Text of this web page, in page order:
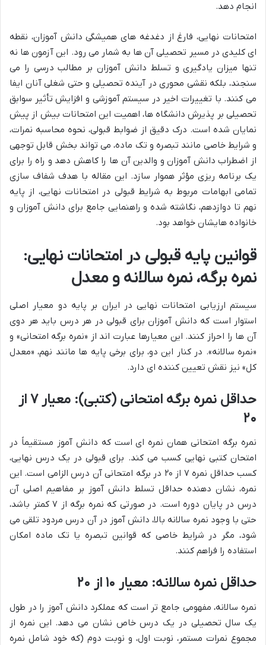
انجام دهد.
امتحانات نهایی، فارغ از دغدغه های همیشگی دانش آموزان، نقطه
ای کلیدی در مسیر تحصیلی آن ها به شمار می رود. این آزمون ها نه
تنها میزان یادگیری و تسلط دانش آموزان بر مطالب درسی را می
سنجند، بلکه نقشی محوری در آینده تحصیلی و حتی شغلی آنان ایفا
می کنند. با تغییرات اخیر در سیستم آموزشی و افزایش تأثیر سوابق
تحصیلی بر پذیرش دانشگاه ها، اهمیت این امتحانات بیش از پیش
نمایان شده است. درک دقیق از ضوابط قبولی، نحوه محاسبه نمرات،
و شرایط خاصی مانند تبصره و تک ماده، می تواند بخش قابل توجهی
از اضطراب دانش آموزان و والدین آن ها را کاهش دهد و راه را برای
یک برنامه ریزی مؤثر هموار سازد. این مقاله با هدف شفاف سازی
تمامی ابهامات مربوط به شرایط قبولی در امتحانات نهایی، از پایه
نهم تا دوازدهم، نگاشته شده و راهنمایی جامع برای دانش آموزان و
خانواده هایشان خواهد بود.
قوانین پایه قبولی در امتحانات نهایی:
نمره برگه، نمره سالانه و معدل
سیستم ارزیابی امتحانات نهایی در ایران بر پایه دو معیار اصلی
استوار است که دانش آموزان برای قبولی در هر درس باید هر دوی
آن ها را احراز کنند. این معیارها عبارت اند از «نمره برگه امتحانی» و
«نمره سالانه». در کنار این دو، برای برخی پایه ها مانند نهم، «معدل
کل» نیز نقش تعیین کننده ای دارد.
حداقل نمره برگه امتحانی (کتبی): معیار ۷ از
۲۰
نمره برگه امتحانی همان نمره ای است که دانش آموز مستقیماً در
امتحان کتبی نهایی کسب می کند. برای قبولی در یک درس نهایی،
کسب حداقل نمره ۷ از ۲۰ در برگه امتحانی آن درس الزامی است. این
نمره، نشان دهنده حداقل تسلط دانش آموز بر مفاهیم اصلی آن
درس در پایان دوره است. در صورتی که نمره برگه از ۷ کمتر باشد،
حتی با وجود نمره سالانه بالا، دانش آموز در آن درس مردود تلقی می
شود، مگر در شرایط خاصی که قوانین تبصره یا تک ماده امکان
استفاده را فراهم کنند.
حداقل نمره سالانه: معیار ۱۰ از ۲۰
نمره سالانه، مفهومی جامع تر است که عملکرد دانش آموز را در طول
یک سال تحصیلی در یک درس خاص نشان می دهد. این نمره از
مجموع نمرات مستمر، نوبت اول، و نوبت دوم (که خود شامل نمره